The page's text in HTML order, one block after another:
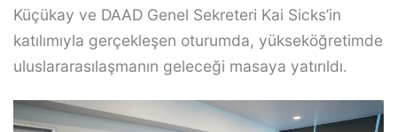
Küçükay ve DAAD Genel Sekreteri Kai Sicks’in
katılımıyla gerçekleşen oturumda, yükseköğretimde
uluslararasılaşmanın geleceği masaya yatırıldı.